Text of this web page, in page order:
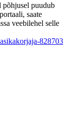
puudub
saate
veebilehel selle
828703